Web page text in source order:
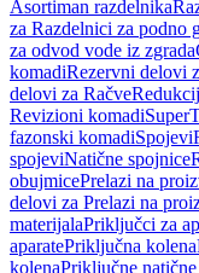
Asortiman razdelnika
za Razdelnici za podno
za odvod vode iz zgrada
komadiRezervni delovi
delovi za Račve
Revizioni komadi
fazonski komadiSpojevi
spojeviNatične spojnice
obujmicePrelazi na
delovi za Prelazi na
materijalaPriključci za
aparatePriključna kolena
kolenaPriključne